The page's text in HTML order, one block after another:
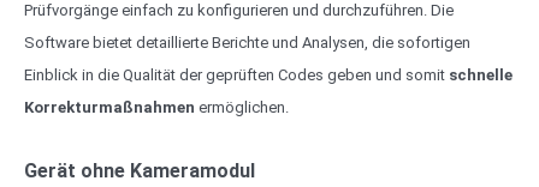
Prüfvorgänge einfach zu konfigurieren und durchzuführen. Die
Software bietet detaillierte Berichte und Analysen, die sofortigen
Einblick in die Qualität der geprüften Codes geben und somit schnelle
Korrekturmaßnahmen ermöglichen.
Gerät ohne Kameramodul